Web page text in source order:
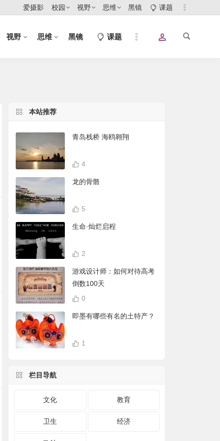
爱摄影 校园 视野 思维 黑镜 课题
视野 思维 黑镜 课题
本站推荐
青岛栈桥 海鸥翱翔
4
龙的骨骼
5
生命·灿烂启程
2
游戏设计师：如何对待高考
倒数100天
0
即墨有哪些有名的土特产？
1
栏目导航
文化 教育
卫生 经济